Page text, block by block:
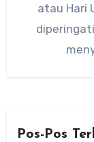
atau Hari
Pos-Pos